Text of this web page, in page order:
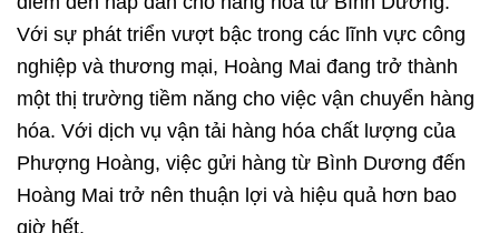
Với sự phát triển vượt bậc trong các lĩnh vực công
nghiệp và thương mại, Hoàng Mai đang trở thành
một thị trường tiềm năng cho việc vận chuyển hàng
hóa. Với dịch vụ vận tải hàng hóa chất lượng của
Phượng Hoàng, việc gửi hàng từ Bình Dương đến
Hoàng Mai trở nên thuận lợi và hiệu quả hơn bao
giờ hết.